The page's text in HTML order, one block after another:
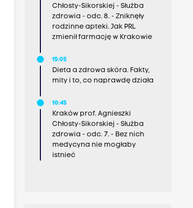
Chłosty-Sikorskiej - Służba
zdrowia - odc. 8. - Zniknęły
rodzinne apteki. Jak PRL
zmienił farmację w Krakowie
15:05
Dieta a zdrowa skóra. Fakty,
mity i to, co naprawdę działa
10:45
Kraków prof. Agnieszki
Chłosty-Sikorskiej - Służba
zdrowia - odc. 7. - Bez nich
medycyna nie mogłaby
istnieć